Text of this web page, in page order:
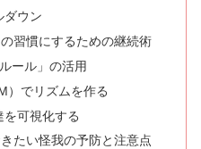
ダウン
習慣にするための継続術
ール」の活用
）でリズムを作る
可視化する
たい怪我の予防と注意点